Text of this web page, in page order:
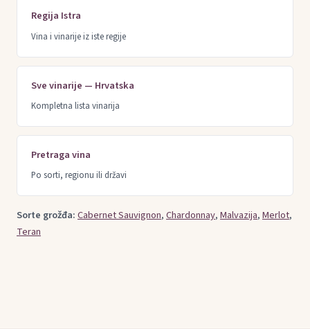
Regija Istra
Vina i vinarije iz iste regije
Sve vinarije — Hrvatska
Kompletna lista vinarija
Pretraga vina
Po sorti, regionu ili državi
Sorte grožđa:Cabernet Sauvignon,Chardonnay,Malvazija,Merlot,
Teran